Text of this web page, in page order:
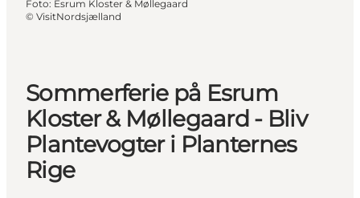
Foto: Esrum Kloster & Møllegaard
© VisitNordsjælland
Sommerferie på Esrum
Kloster & Møllegaard - Bliv
Plantevogter i Planternes
Rige